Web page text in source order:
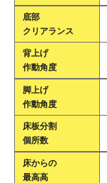
底部
クリアランス
背上げ
作動角度
脚上げ
作動角度
床板分割
個所数
床からの
最高高